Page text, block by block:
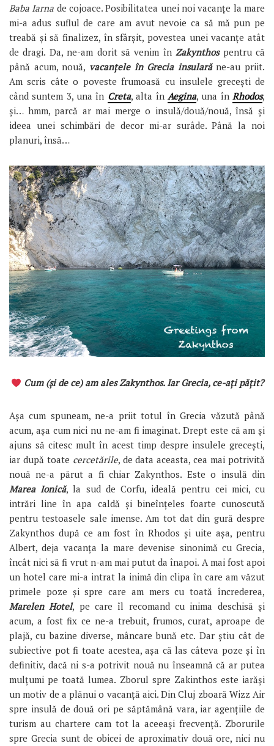
Baba Iarna de cojoace. Posibilitatea unei noi vacanțe la mare
mi-a adus suflul de care am avut nevoie ca să mă pun pe
treabă și să finalizez, în sfârșit, povestea unei vacanțe atât
de dragi. Da, ne-am dorit să venim în Zakynthospentru că
până acum, nouă, vacanțele în Grecia insularăne-au priit.
Am scris câte o poveste frumoasă cu insulele grecești de
când suntem 3, una în Creta, alta în Aegina, una în Rhodos,
și… hmm, parcă ar mai merge o insulă/două/nouă, însă și
ideea unei schimbări de decor mi-ar surâde. Până la noi
planuri, însă…
Cum (și de ce) am ales Zakynthos. Iar Grecia, ce-ați pățit?
Așa cum spuneam, ne-a priit totul în Grecia văzută până
acum, așa cum nici nu ne-am fi imaginat. Drept este că am și
ajuns să citesc mult în acest timp despre insulele grecești,
iar după toate cercetările, de data aceasta, cea mai potrivită
nouă ne-a părut a fi chiar Zakynthos. Este o insulă din
Marea Ionică, la sud de Corfu, ideală pentru cei mici, cu
intrări line în apa caldă și bineînțeles foarte cunoscută
pentru testoasele sale imense. Am tot dat din gură despre
Zakynthos după ce am fost în Rhodos și uite așa, pentru
Albert, deja vacanța la mare devenise sinonimă cu Grecia,
încât nici să fi vrut n-am mai putut da înapoi. A mai fost apoi
un hotel care mi-a intrat la inimă din clipa în care am văzut
primele poze și spre care am mers cu toată încrederea,
Marelen Hotel, pe care îl recomand cu inima deschisă și
acum, a fost fix ce ne-a trebuit, frumos, curat, aproape de
plajă, cu bazine diverse, mâncare bună etc. Dar știu cât de
subiective pot fi toate acestea, așa că las câteva poze și în
definitiv, dacă ni s-a potrivit nouă nu înseamnă că ar putea
mulțumi pe toată lumea. Zborul spre Zakinthos este iarăși
un motiv de a plănui o vacanță aici. Din Cluj zboară Wizz Air
spre insulă de două ori pe săptămână vara, iar agențiile de
turism au chartere cam tot la aceeași frecvență. Zborurile
spre Grecia sunt de obicei de aproximativ două ore, nici nu